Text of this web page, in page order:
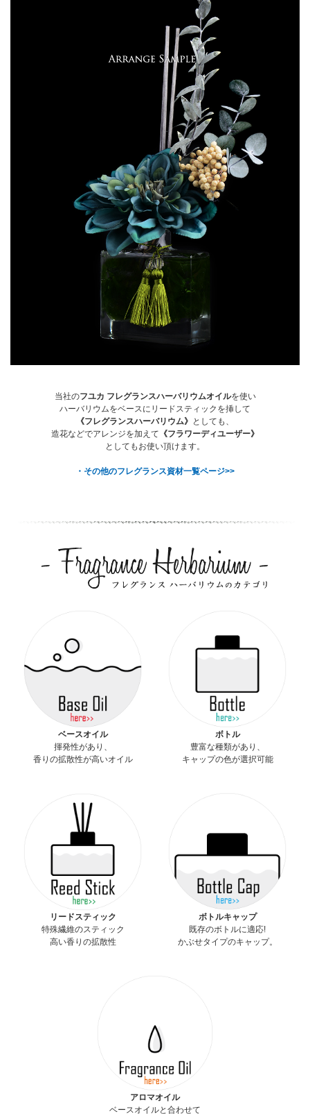
当社のフユカ フレグランスハーバリウムオイルを使い
ハーバリウムをベースにリードスティックを挿して
《フレグランスハーバリウム》 としても、
造花などでアレンジを加えて 《フラワーディユーザー》
としてもお使い頂けます。
・その他のフレグランス資材一覧ページ>>
ベースオイル
揮発性があり、
香りの拡散性が高いオイル
ボトル
豊富な種類があり、
キャップの色が選択可能
リードスティック
特殊繊維のスティック
高い香りの拡散性
ボトルキャップ
既存のボトルに適応!
かぶせタイプのキャップ。
アロマオイル
ベースオイルと合わせて